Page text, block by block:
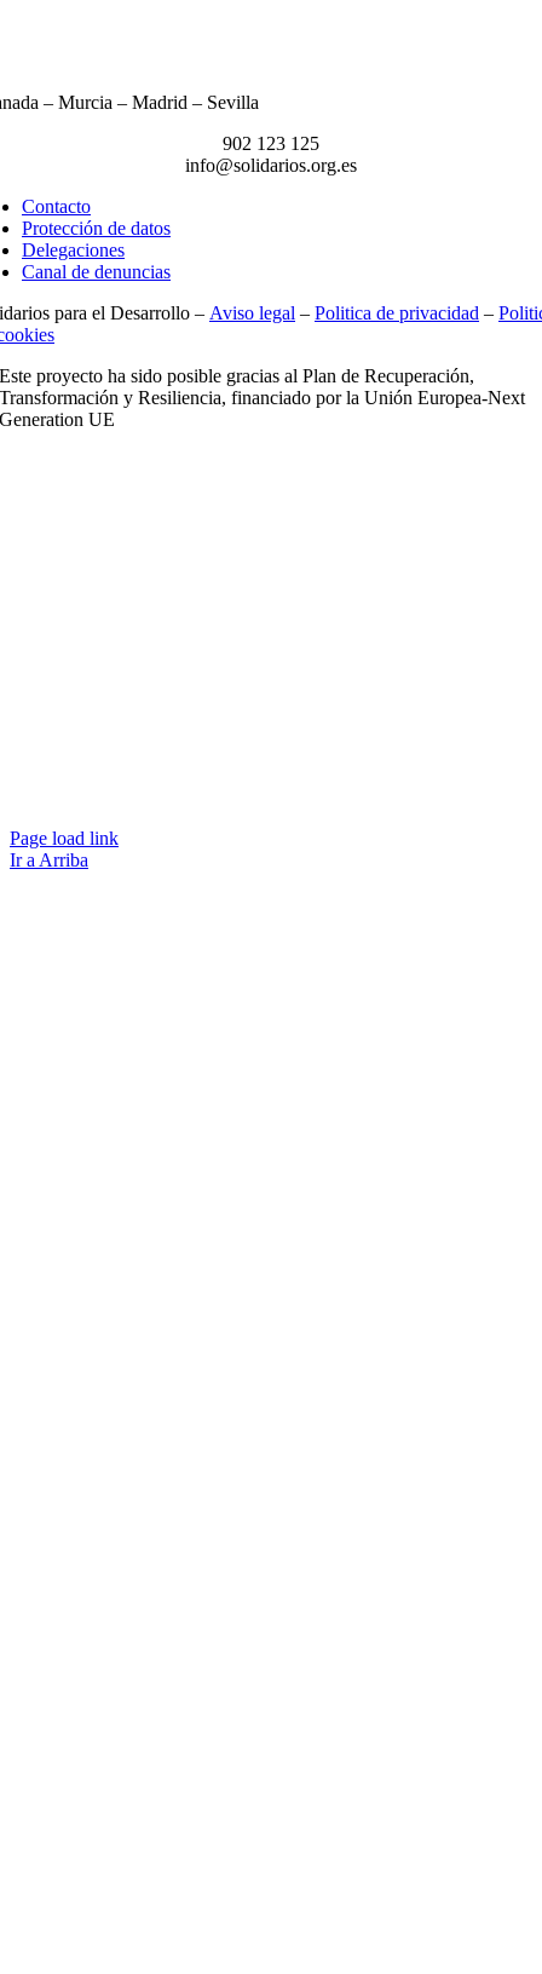
– Murcia – Madrid – Sevilla
902 123 125
info@solidarios.org.es
Contacto
Protección de datos
Delegaciones
Canal de denuncias
para el Desarrollo – Aviso legal – Politica de privacidad –
Este proyecto ha sido posible gracias al Plan de Recuperación,
Transformación y Resiliencia, financiado por la Unión Europea-Next
Generation UE
Page load link
Ir a Arriba